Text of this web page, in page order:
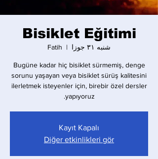
Bisiklet Eğitimi
شنبه ۳۱ جوزا
  |
Fatih
Bugüne kadar hiç bisiklet sürmemiş, denge
sorunu yaşayan veya bisiklet sürüş kalitesini
ilerletmek isteyenler için, birebir özel dersler
yapıyoruz.
Kayıt Kapalı
Diğer etkinlikleri gör